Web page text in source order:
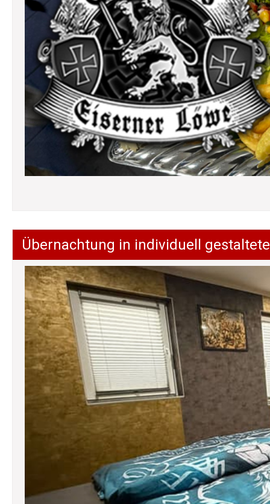
Übernachtung in individuell